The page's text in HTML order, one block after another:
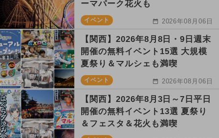
ーマパーク花火も
イベント 2026年08月06日
【関西】2026年8月8日・9日週末
開催の無料イベント15選 大規模
夏祭り＆マルシェも満喫
イベント 2026年08月06日
【関西】2026年8月3日～7日平日
開催の無料イベント13選 夏祭り
＆フェスタ＆花火も満喫